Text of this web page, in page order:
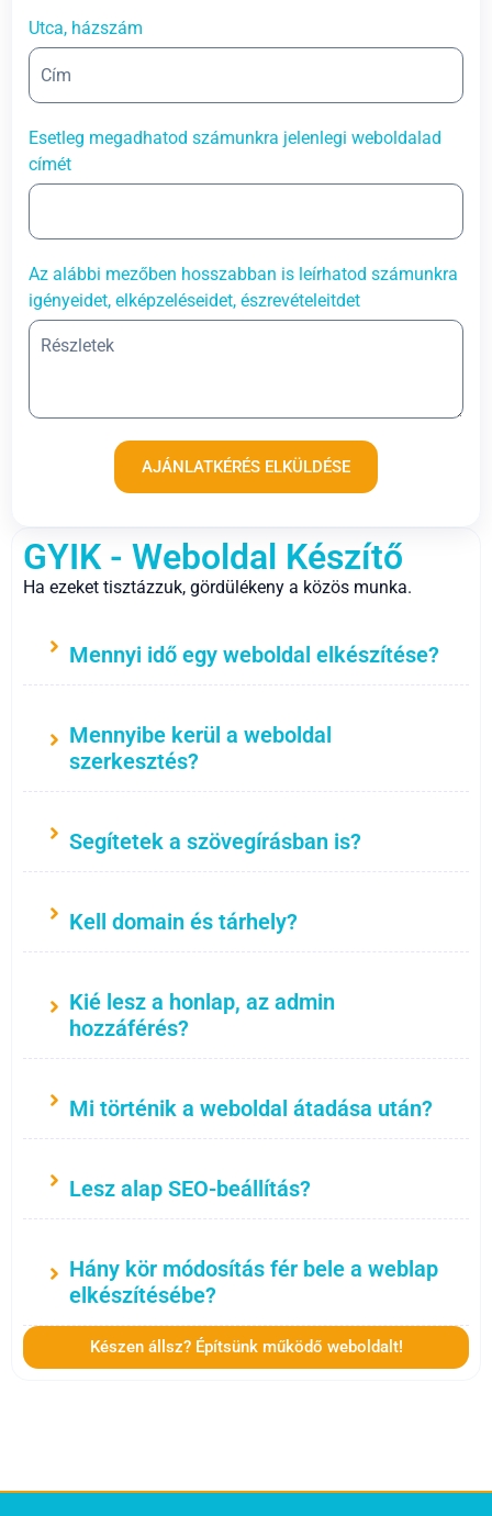
GYIK - Weboldal Készítő
Ha ezeket tisztázzuk, gördülékeny a közös munka.
Mennyi idő egy weboldal elkészítése?
Mennyibe kerül a weboldal
szerkesztés?
Segítetek a szövegírásban is?
Kell domain és tárhely?
Kié lesz a honlap, az admin
hozzáférés?
Mi történik a weboldal átadása után?
Lesz alap SEO-beállítás?
Hány kör módosítás fér bele a weblap
elkészítésébe?
Készen állsz? Építsünk működő weboldalt!
Utca, házszám
Esetleg megadhatod számunkra jelenlegi weboldalad
címét
Az alábbi mezőben hosszabban is leírhatod számunkra
igényeidet, elképzeléseidet, észrevételeitdet
AJÁNLATKÉRÉS ELKÜLDÉSE